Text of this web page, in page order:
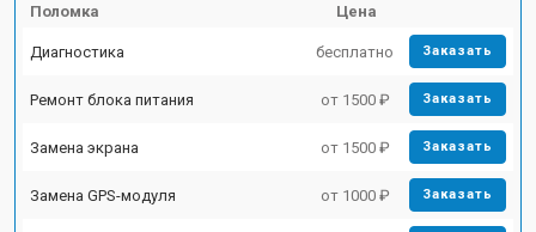
Поломка Цена
Диагностика бесплатно Заказать
Ремонт блока питания от 1500 ₽ Заказать
Замена экрана от 1500 ₽ Заказать
Замена GPS-модуля от 1000 ₽ Заказать